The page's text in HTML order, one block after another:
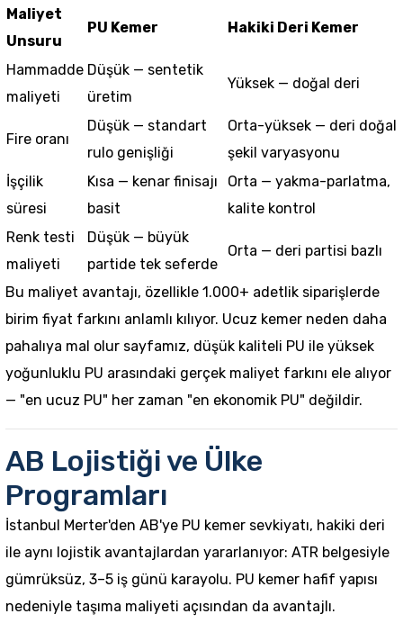
Maliyet
Unsuru
PU Kemer Hakiki Deri Kemer
Hammadde
maliyeti
Düşük — sentetik
üretim
Yüksek — doğal deri
Fire oranı
Düşük — standart
rulo genişliği
Orta-yüksek — deri doğal
şekil varyasyonu
İşçilik
süresi
Kısa — kenar finisajı
basit
Orta — yakma-parlatma,
kalite kontrol
Renk testi
maliyeti
Düşük — büyük
partide tek seferde
Orta — deri partisi bazlı
Bu maliyet avantajı, özellikle 1.000+ adetlik siparişlerde
birim fiyat farkını anlamlı kılıyor. Ucuz kemer neden daha
pahalıya mal olur sayfamız, düşük kaliteli PU ile yüksek
yoğunluklu PU arasındaki gerçek maliyet farkını ele alıyor
— "en ucuz PU" her zaman "en ekonomik PU" değildir.
AB Lojistiği ve Ülke
Programları
İstanbul Merter'den AB'ye PU kemer sevkiyatı, hakiki deri
ile aynı lojistik avantajlardan yararlanıyor: ATR belgesiyle
gümrüksüz, 3–5 iş günü karayolu. PU kemer hafif yapısı
nedeniyle taşıma maliyeti açısından da avantajlı.